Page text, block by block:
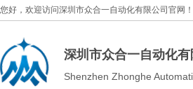
您好，欢迎访问深圳市众合一自动化有限公司官网！
Shenzhen Zhonghe
深圳市众合一自动化有